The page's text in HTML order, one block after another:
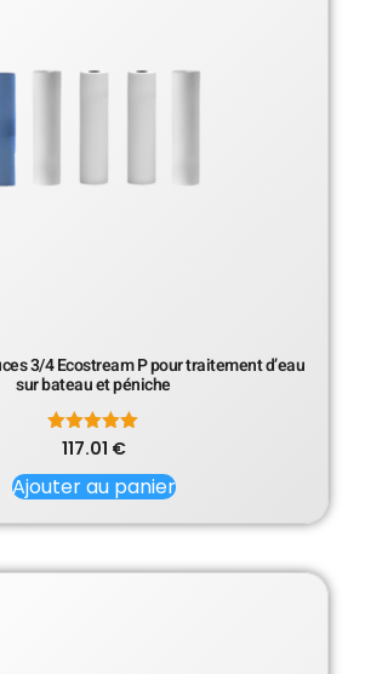
3/4 Ecostream P pour traitement d’eau
sur bateau et péniche
Note
sur 5
117.01 €
Ajouter au panier